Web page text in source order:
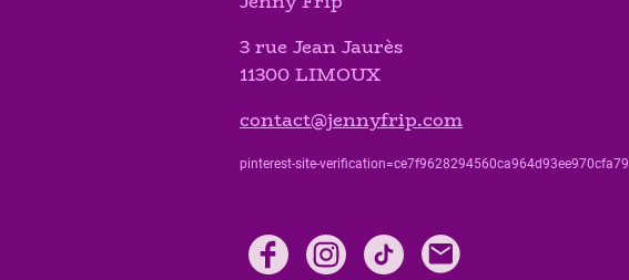
3 rue Jean Jaurès
11300 LIMOUX
contact@jennyfrip.com
pinterest-site-verification=ce7f9628294560ca964d93ee970cfa79